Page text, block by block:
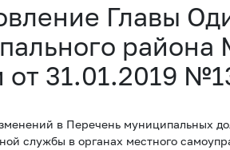
Главы
района
от 31.01.2019
в Перечень муниципальных
службы в органах местного